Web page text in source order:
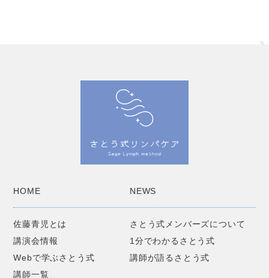
HOME NEWS
佐藤青児とは
さとう式メンバーズについて
講演会情報
1分でわかるさとう式
Webで学ぶさとう式
講師が語るさとう式
講師一覧